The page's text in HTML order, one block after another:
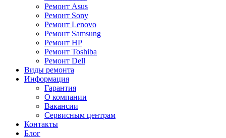
Ремонт Asus
Ремонт Sony
Ремонт Lenovo
Ремонт Samsung
Ремонт HP
Ремонт Toshiba
Ремонт Dell
Виды ремонта
Информация
Гарантия
О компании
Вакансии
Сервисным центрам
Контакты
Блог